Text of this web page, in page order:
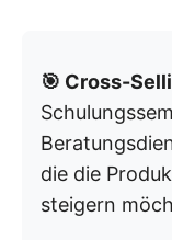
🎯 Cross-
die die
steigern